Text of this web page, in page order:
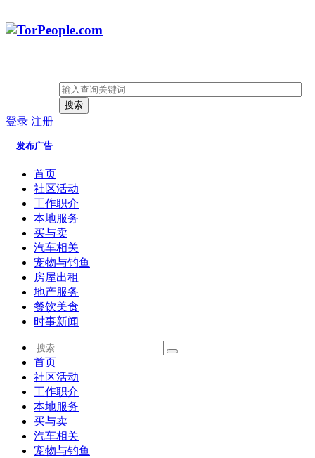
搜索
登录 注册
发布广告
首页
社区活动
工作职介
本地服务
买与卖
汽车相关
宠物与钓鱼
房屋出租
地产服务
餐饮美食
时事新闻
首页
社区活动
工作职介
本地服务
买与卖
汽车相关
宠物与钓鱼